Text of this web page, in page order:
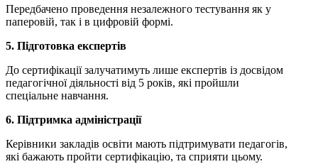
Передбачено проведення незалежного тестування як у
паперовій, так і в цифровій формі.
5. Підготовка експертів
До сертифікації залучатимуть лише експертів із досвідом
педагогічної діяльності від 5 років, які пройшли
спеціальне навчання.
6. Підтримка адміністрації
Керівники закладів освіти мають підтримувати педагогів,
які бажають пройти сертифікацію, та сприяти цьому.